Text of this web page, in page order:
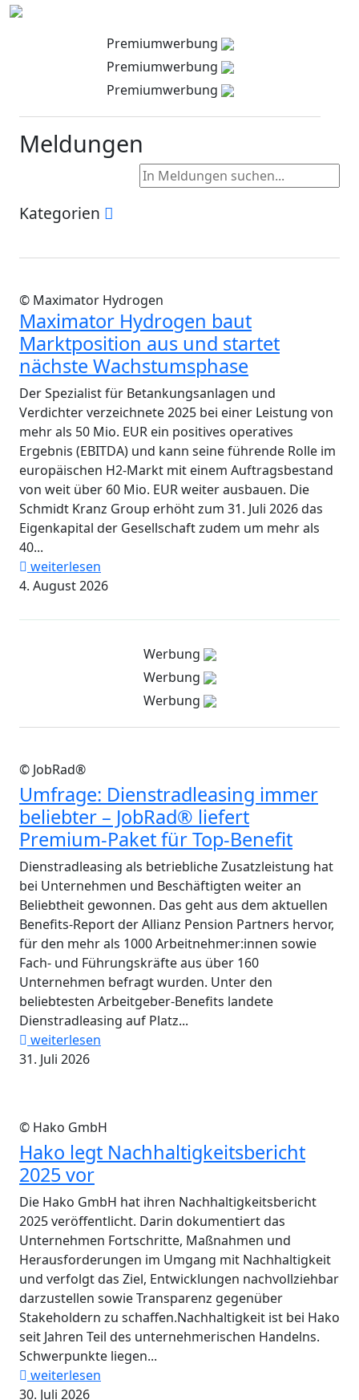
Premiumwerbung
Premiumwerbung
Premiumwerbung
Meldungen
Kategorien
© Maximator Hydrogen
Maximator Hydrogen baut
Marktposition aus und startet
nächste Wachstumsphase
Der Spezialist für Betankungsanlagen und
Verdichter verzeichnete 2025 bei einer Leistung von
mehr als 50 Mio. EUR ein positives operatives
Ergebnis (EBITDA) und kann seine führende Rolle im
europäischen H2-Markt mit einem Auftragsbestand
von weit über 60 Mio. EUR weiter ausbauen. Die
Schmidt Kranz Group erhöht zum 31. Juli 2026 das
Eigenkapital der Gesellschaft zudem um mehr als
40...
weiterlesen
4. August 2026
Werbung
Werbung
Werbung
© JobRad®
Umfrage: Dienstradleasing immer
beliebter – JobRad® liefert
Premium-Paket für Top-Benefit
Dienstradleasing als betriebliche Zusatzleistung hat
bei Unternehmen und Beschäftigten weiter an
Beliebtheit gewonnen. Das geht aus dem aktuellen
Benefits-Report der Allianz Pension Partners hervor,
für den mehr als 1000 Arbeitnehmer:innen sowie
Fach- und Führungskräfte aus über 160
Unternehmen befragt wurden. Unter den
beliebtesten Arbeitgeber-Benefits landete
Dienstradleasing auf Platz...
weiterlesen
31. Juli 2026
© Hako GmbH
Hako legt Nachhaltigkeitsbericht
2025 vor
Die Hako GmbH hat ihren Nachhaltigkeitsbericht
2025 veröffentlicht. Darin dokumentiert das
Unternehmen Fortschritte, Maßnahmen und
Herausforderungen im Umgang mit Nachhaltigkeit
und verfolgt das Ziel, Entwicklungen nachvollziehbar
darzustellen sowie Transparenz gegenüber
Stakeholdern zu schaffen.Nachhaltigkeit ist bei Hako
seit Jahren Teil des unternehmerischen Handelns.
Schwerpunkte liegen...
weiterlesen
30. Juli 2026